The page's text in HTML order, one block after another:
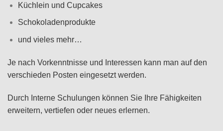
Küchlein und Cupcakes
Schokoladenprodukte
und vieles mehr…
Je nach Vorkenntnisse und Interessen kann man auf den
verschieden Posten eingesetzt werden.
Durch Interne Schulungen können Sie Ihre Fähigkeiten
erweitern, vertiefen oder neues erlernen.